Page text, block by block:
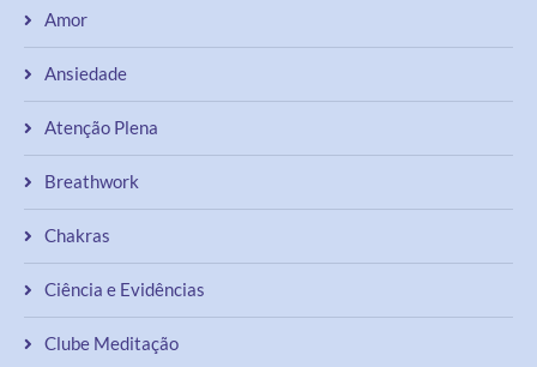
Amor
Ansiedade
Atenção Plena
Breathwork
Chakras
Ciência e Evidências
Clube Meditação